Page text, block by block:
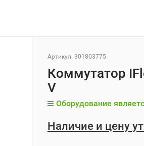
Артикул: 301803775
Коммутатор
V
Оборудование
Наличие и цену